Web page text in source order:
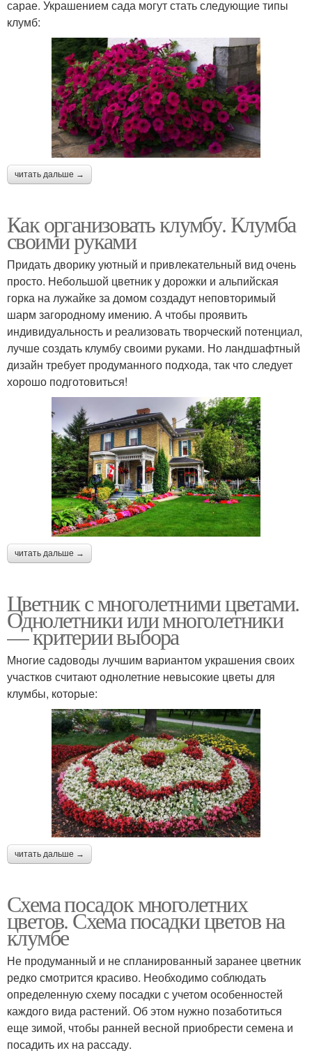
сарае. Украшением сада могут стать следующие типы
клумб:
читать дальше →
Как организовать клумбу. Клумба
своими руками
Придать дворику уютный и привлекательный вид очень
просто. Небольшой цветник у дорожки и альпийская
горка на лужайке за домом создадут неповторимый
шарм загородному имению. А чтобы проявить
индивидуальность и реализовать творческий потенциал,
лучше создать клумбу своими руками. Но ландшафтный
дизайн требует продуманного подхода, так что следует
хорошо подготовиться!
читать дальше →
Цветник с многолетними цветами.
Однолетники или многолетники
— критерии выбора
Многие садоводы лучшим вариантом украшения своих
участков считают однолетние невысокие цветы для
клумбы, которые:
читать дальше →
Схема посадок многолетних
цветов. Схема посадки цветов на
клумбе
Не продуманный и не спланированный заранее цветник
редко смотрится красиво. Необходимо соблюдать
определенную схему посадки с учетом особенностей
каждого вида растений. Об этом нужно позаботиться
еще зимой, чтобы ранней весной приобрести семена и
посадить их на рассаду.